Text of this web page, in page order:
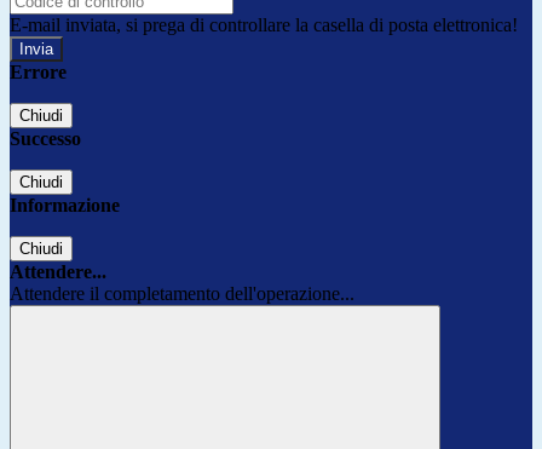
E-mail inviata, si prega di controllare la casella di posta elettronica!
Errore
Chiudi
Successo
Chiudi
Informazione
Chiudi
Attendere...
Attendere il completamento dell'operazione...